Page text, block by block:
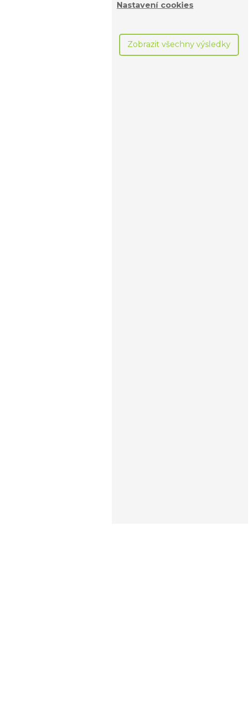
Nastavení cookies
Zobrazit všechny výsledky